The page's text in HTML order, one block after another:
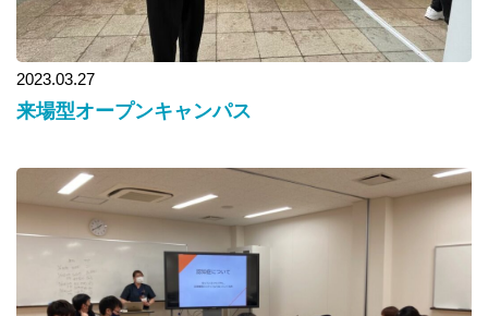
2023.03.27
来場型オープンキャンパス